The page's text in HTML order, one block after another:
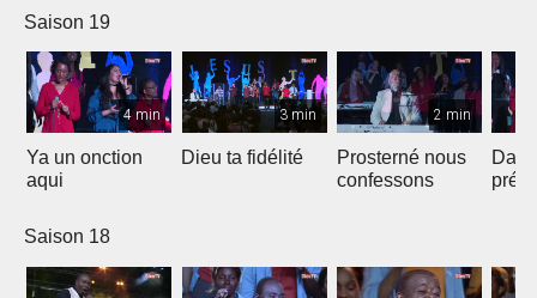
Saison 19
4 min
Ya un onction
aqui
3 min
Dieu ta fidélité
2 min
Prosterné nous
confessons
Saison 18